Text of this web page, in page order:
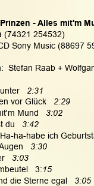
- Alles mit'm
(74321 254532)
Sony Music (88697
Stefan Raab +
2:31
vor Glück 2:29
Mund 3:02
du 3:42
ha-habe ich
3:30
3:03
3:15
die Sterne egal 3:05